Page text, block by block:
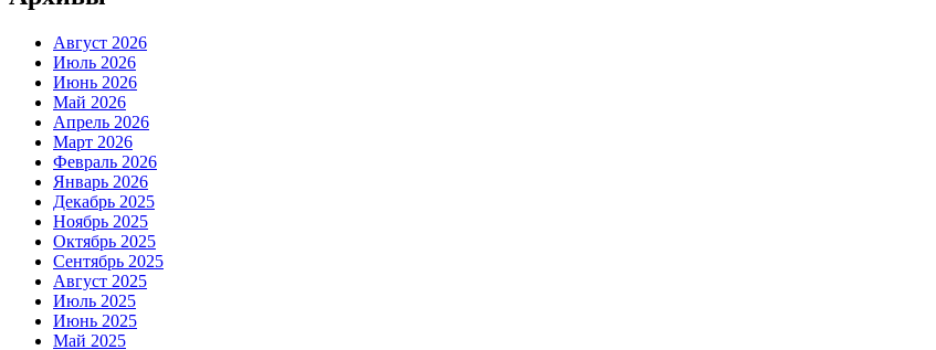
Август 2026
Июль 2026
Июнь 2026
Май 2026
Апрель 2026
Март 2026
Февраль 2026
Январь 2026
Декабрь 2025
Ноябрь 2025
Октябрь 2025
Сентябрь 2025
Август 2025
Июль 2025
Июнь 2025
Май 2025